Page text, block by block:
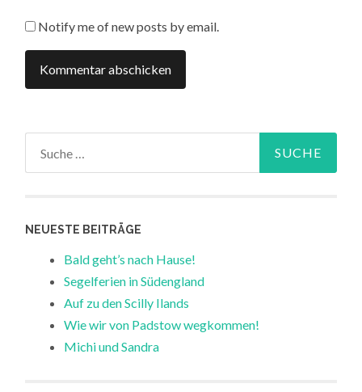
Notify me of new posts by email.
NEUESTE BEITRÄGE
Bald geht’s nach Hause!
Segelferien in Südengland
Auf zu den Scilly Ilands
Wie wir von Padstow wegkommen!
Michi und Sandra